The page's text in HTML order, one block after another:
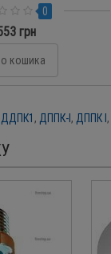
0
грн
кошика
ДДПК1 , ДППК-І, ДППК І,